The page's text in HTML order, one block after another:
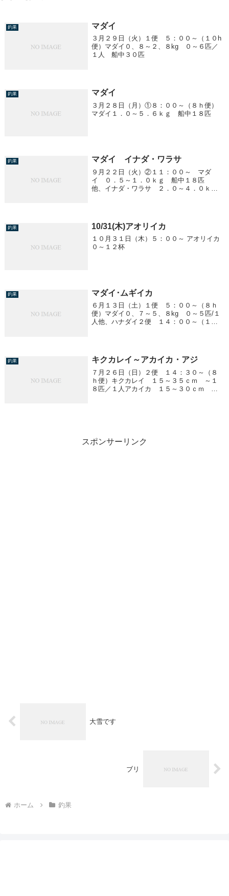
釣果 マダイ
３月２９日（火）１便 ５：００～（１０h
便）マダイ０、８～２、８kg ０～６匹／
１人 船中３０匹
釣果 マダイ
３月２８日（月）①８：００～（８ｈ便）
マダイ１．０～５．６ｋｇ 船中１８匹
釣果 マダイ イナダ・ワラサ
９月２２日（火）②１１：００～ マダ
イ ０．５～１．０ｋｇ 船中１８匹
他、イナダ・ワラサ ２．０～４．０ｋ
釣果 10/31(木)アオリイカ
１０月３１日（木）５：００～ アオリイカ
０～１２杯
釣果 マダイ･ムギイカ
６月１３日（土）１便 ５：００～（８ｈ
便）マダイ０、７～５、８kg ０～５匹/１
人他、ハナダイ２便 １４：００～（１０
釣果 キクカレイ～アカイカ・アジ
７月２６日（日）２便 １４：３０～（８
ｈ便）キクカレイ １５～３５ｃｍ ～１
８匹／１人アカイカ １５～３０ｃｍ ～
スポンサーリンク
大雪です
ブリ
ホーム 釣果